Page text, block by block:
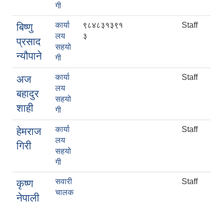
गी
बिष्णु
प्रसाद
न्यौपाने
कार्या
लय
सहयो
गी
९८४८३१३९१
३
Staff
अज
बहादुर
शाही
कार्या
लय
सहयो
गी
Staff
हेमराज
गिरी
कार्या
लय
सहयो
गी
Staff
कृष्ण
नेपाली
सवारी
चालक
Staff